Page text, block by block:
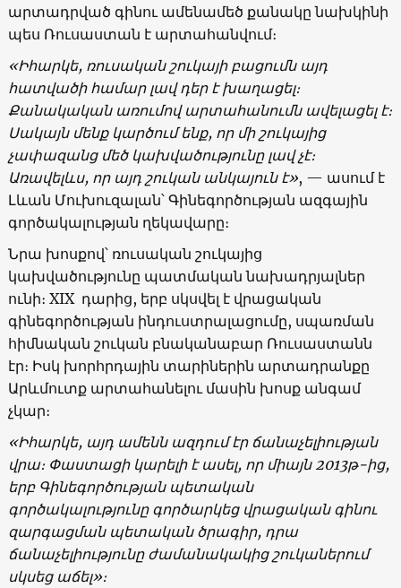
արտադրված գինու ամենամեծ քանակը նախկինի
պես Ռուսաստան է արտահանվում։
«Իհարկե, ռուսական շուկայի բացումն այդ
հատվածի համար լավ դեր է խաղացել։
Քանակական առումով արտահանումն ավելացել է։
Սակայն մենք կարծում ենք, որ մի շուկայից
չափազանց մեծ կախվածությունը լավ չէ։
Առավելևս, որ այդ շուկան անկայուն է», — ասում է
Լևան Մուխուզալան՝ Գինեգործության ազգային
գործակալության ղեկավարը։
Նրա խոսքով՝ ռուսական շուկայից
կախվածությունը պատմական նախադրյալներ
ունի։ XIX դարից, երբ սկսվել է վրացական
գինեգործության ինդուստրալացումը, սպառման
հիմնական շուկան բնականաբար Ռուսաստանն
էր։ Իսկ խորհրդային տարիներին արտադրանքը
Արևմուտք արտահանելու մասին խոսք անգամ
չկար։
«Իհարկե, այդ ամենն ազդում էր ճանաչելիության
վրա։ Փաստացի կարելի է ասել, որ միայն 2013թ-ից,
երբ Գինեգործության պետական
գործակալությունը գործարկեց վրացական գինու
զարգացման պետական ծրագիր, դրա
ճանաչելիությունը ժամանակակից շուկաներում
սկսեց աճել»։